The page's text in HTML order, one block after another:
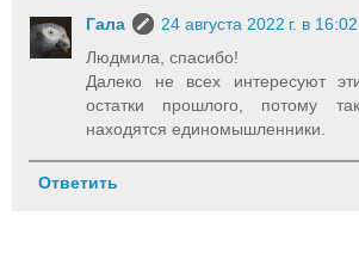
Гала
24 августа 2022 г. в 16:02
Людмила, спасибо!
Далеко не всех интересуют
остатки прошлого, потому
находятся единомышленники.
Ответить